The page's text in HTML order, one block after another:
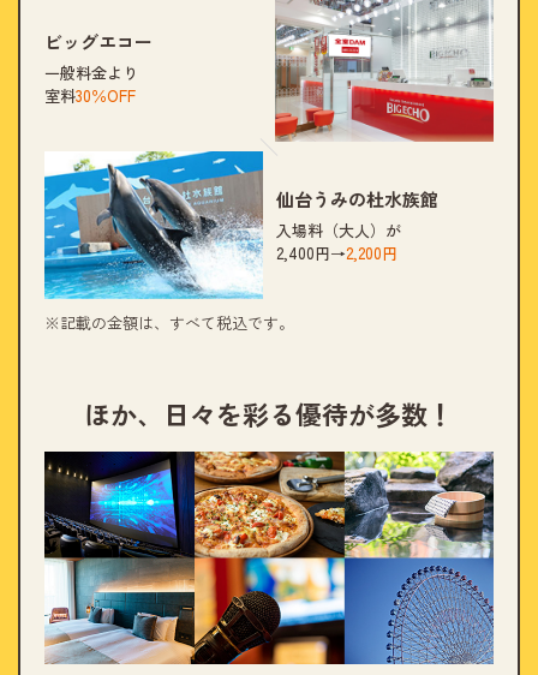
ビッグエコー
一般料金より
室料30％OFF
仙台うみの杜水族館
入場料（大人）が
2,400円→2,200円
※記載の金額は、すべて税込です。
ほか、日々を彩る優待が多数！